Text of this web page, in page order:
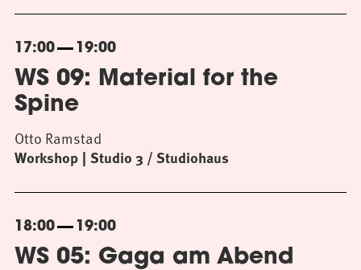
17:00 19:00
WS 09: Material for the
Spine
Workshop Studio 3 / Studiohaus
Otto Ramstad
18:00 19:00
WS 05: Gaga am Abend